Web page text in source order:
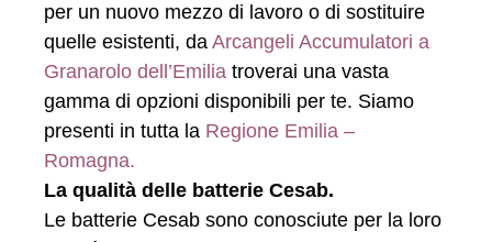
per un nuovo mezzo di lavoro o di sostituire
quelle esistenti, da Arcangeli Accumulatori a
Granarolo dell’Emilia troverai una vasta
gamma di opzioni disponibili per te. Siamo
presenti in tutta la Regione Emilia –
Romagna.
La qualità delle batterie Cesab.
Le batterie Cesab sono conosciute per la loro